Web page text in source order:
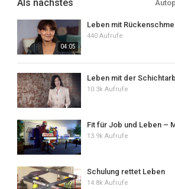
Als nächstes
04:05
Leben mit
440 Aufrufe
Leben mit der
10.3k Aufrufe
Fit für Job und Leben –
13.9k Aufrufe
Schulung rettet Leben
14.8k Aufrufe